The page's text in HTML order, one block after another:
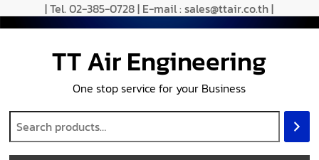
| Tel. 02-385-0728 | E-mail : sales@ttair.co.th |
TT Air Engineering
One stop service for your Business